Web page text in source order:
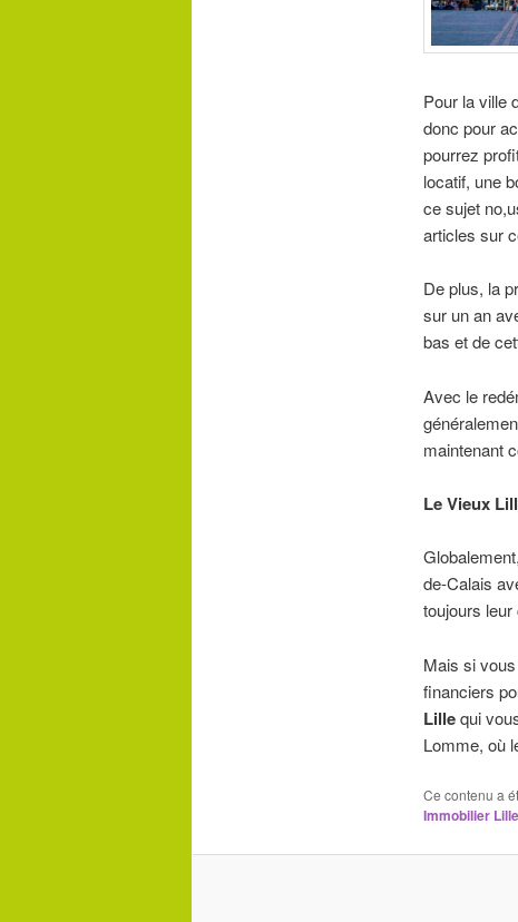
Pour la ville
donc pour
pourrez
locatif, une
ce sujet
articles sur
De plus, la
sur un an
bas et de
Avec le
maintenant
Le Vieux
de-Calais
toujours
Mais si
financiers
Lillequi
Lomme, où
Ce contenu a
Immobilier Lille